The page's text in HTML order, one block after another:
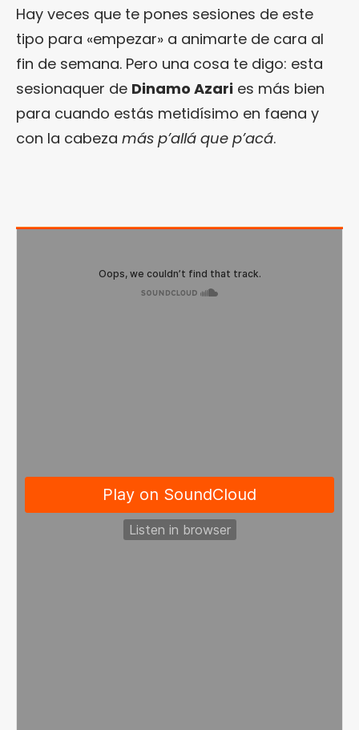
Hay veces que te pones sesiones de este
tipo para «empezar» a animarte de cara al
fin de semana. Pero una cosa te digo: esta
sesionaquer de Dinamo Azari es más bien
para cuando estás metidísimo en faena y
con la cabeza más p’allá que p’acá.